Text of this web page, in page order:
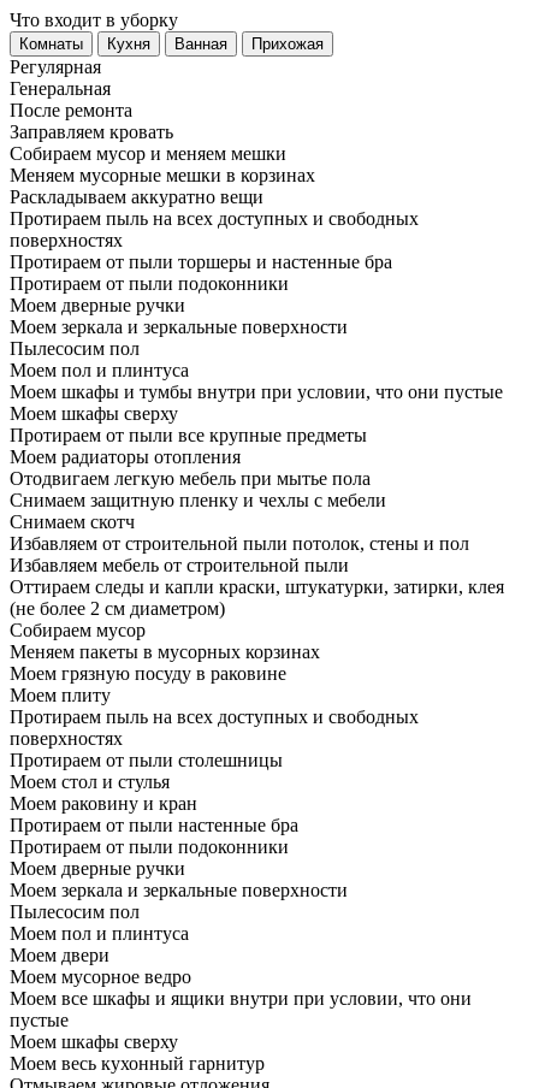
Что входит в уборку
Регу­лярная
Гене­ральная
После ремонта
Заправляем кровать
Собираем мусор и меняем мешки
Меняем мусорные мешки в корзинах
Раскладываем аккуратно вещи
Протираем пыль на всех доступных и свободных
поверхностях
Протираем от пыли торшеры и настенные бра
Протираем от пыли подоконники
Моем дверные ручки
Моем зеркала и зеркальные поверхности
Пылесосим пол
Моем пол и плинтуса
Моем шкафы и тумбы внутри при условии, что они пустые
Моем шкафы сверху
Протираем от пыли все крупные предметы
Моем радиаторы отопления
Отодвигаем легкую мебель при мытье пола
Снимаем защитную пленку и чехлы с мебели
Снимаем скотч
Избавляем от строительной пыли потолок, стены и пол
Избавляем мебель от строительной пыли
Оттираем следы и капли краски, штукатурки, затирки, клея
(не более 2 см диаметром)
Собираем мусор
Меняем пакеты в мусорных корзинах
Моем грязную посуду в раковине
Моем плиту
Протираем пыль на всех доступных и свободных
поверхностях
Протираем от пыли столешницы
Моем стол и стулья
Моем раковину и кран
Протираем от пыли настенные бра
Протираем от пыли подоконники
Моем дверные ручки
Моем зеркала и зеркальные поверхности
Пылесосим пол
Моем пол и плинтуса
Моем двери
Моем мусорное ведро
Моем все шкафы и ящики внутри при условии, что они
пустые
Моем шкафы сверху
Моем весь кухонный гарнитур